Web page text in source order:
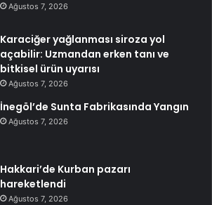
Ağustos 7, 2026
Karaciğer yağlanması siroza yol
açabilir: Uzmandan erken tanı ve
bitkisel ürün uyarısı
Ağustos 7, 2026
İnegöl’de Sunta Fabrikasında Yangın
Ağustos 7, 2026
Hakkari’de Kurban pazarı
hareketlendi
Ağustos 7, 2026